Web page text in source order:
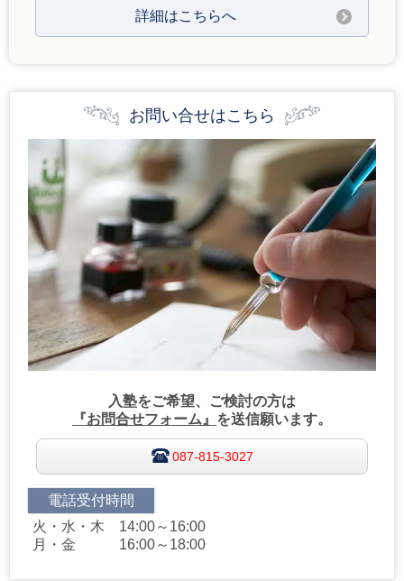
詳細はこちらへ
お問い合せはこちら
入塾をご希望、ご検討の方は
『お問合せフォーム』 を送信願います。
087-815-3027
電話受付時間
火・水・木 14:00～16:00
月・金 16:00～18:00